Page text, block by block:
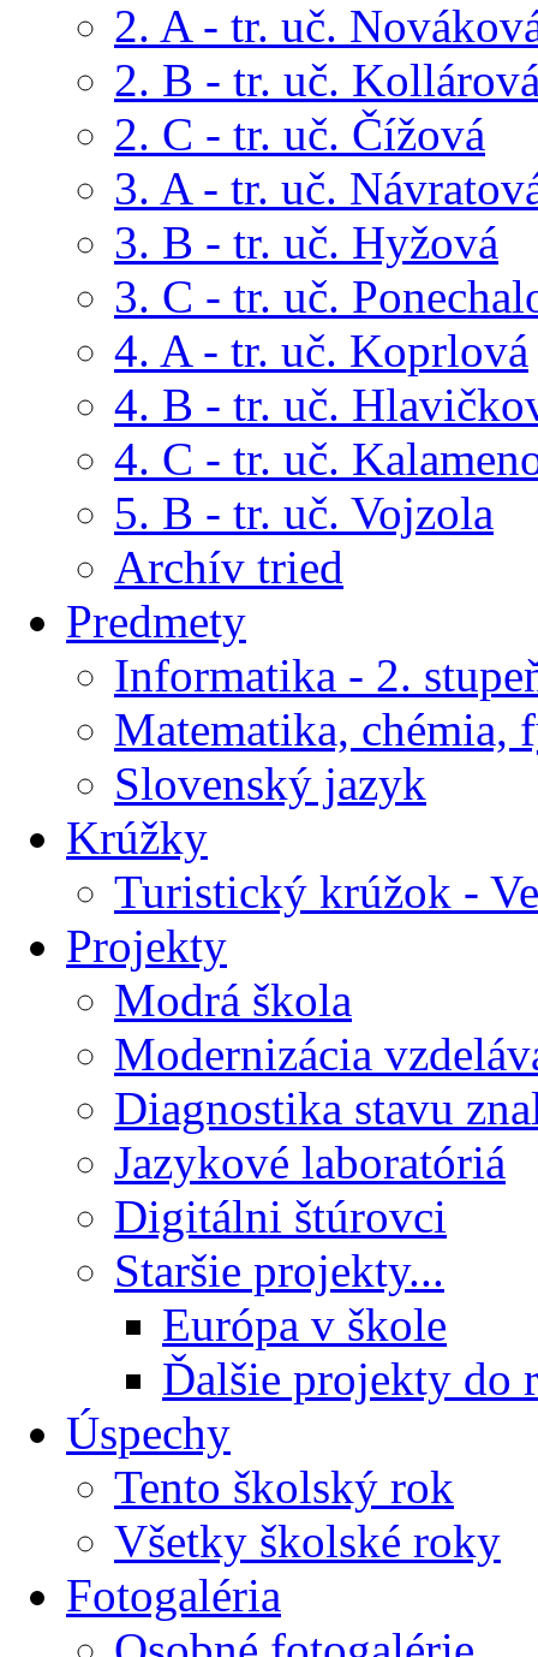
2. A - tr. uč.
2. B - tr. uč.
2. C - tr. uč. Čížová
3. A - tr. uč.
3. B - tr. uč. Hyžová
3. C - tr. uč.
4. A - tr. uč. Koprlová
4. B - tr. uč.
4. C - tr. uč.
5. B - tr. uč. Vojzola
Archív tried
Predmety
Informatika - 2.
Matematika, chémia,
Slovenský jazyk
Krúžky
Turistický krúžok -
Projekty
Modrá škola
Modernizácia
Diagnostika stavu
Jazykové laboratóriá
Digitálni štúrovci
Staršie projekty...
Európa v škole
Ďalšie projekty do
Úspechy
Tento školský rok
Všetky školské roky
Fotogaléria